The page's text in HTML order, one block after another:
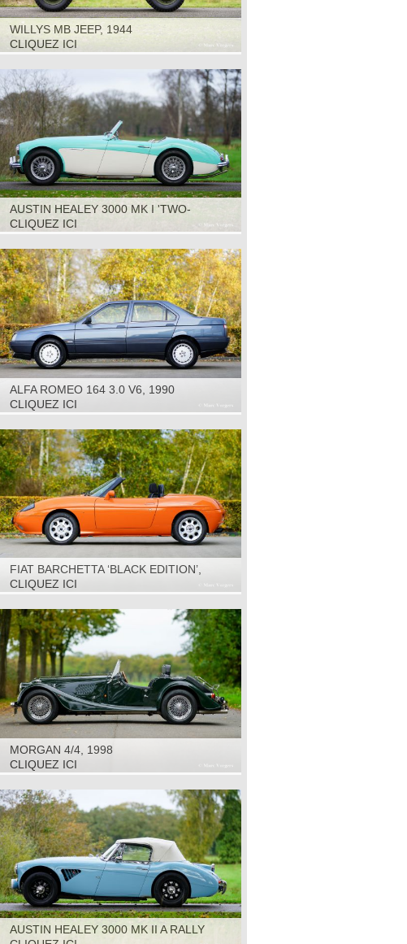
WILLYS MB JEEP, 1944
CLIQUEZ ICI
AUSTIN HEALEY 3000 MK I 'TWO-
SEATER', 1960
CLIQUEZ ICI
ALFA ROMEO 164 3.0 V6, 1990
CLIQUEZ ICI
FIAT BARCHETTA ‘BLACK EDITION’,
2000
CLIQUEZ ICI
MORGAN 4/4, 1998
CLIQUEZ ICI
AUSTIN HEALEY 3000 MK II A RALLY